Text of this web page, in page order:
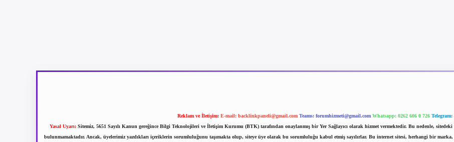
Reklam ve İletişim: E-mail: backlinkpaneli@gmail.com Teams: forumhizmeti@gmail.com Whatsapp: 0262 606 0 726
Yasal Uyarı: Sitemiz, 5651 Sayılı Kanun gereğince Bilgi Teknolojileri ve İletişim Kurumu (BTK) tarafından onaylanmış bir Yer Sağlayıcı olarak hizmet vermektedir. Bu nedenle,
bulunmamaktadır. Ancak, üyelerimiz yazdıkları içeriklerin sorumluluğunu taşımakta olup, siteye üye olarak bu sorumluluğu kabul etmiş sayılırlar. Bu internet sitesi, herhangi bir